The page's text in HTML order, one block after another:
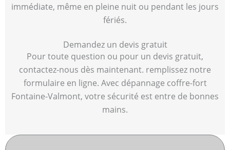
immédiate, même en pleine nuit ou pendant les jours
fériés.
Demandez un devis gratuit
Pour toute question ou pour un devis gratuit,
contactez-nous dès maintenant. remplissez notre
formulaire en ligne. Avec dépannage coffre-fort
Fontaine-Valmont, votre sécurité est entre de bonnes
mains.